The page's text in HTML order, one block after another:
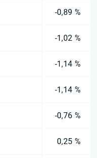
-0,89 %
-1,02 %
-1,14 %
-1,14 %
-0,76 %
0,25 %